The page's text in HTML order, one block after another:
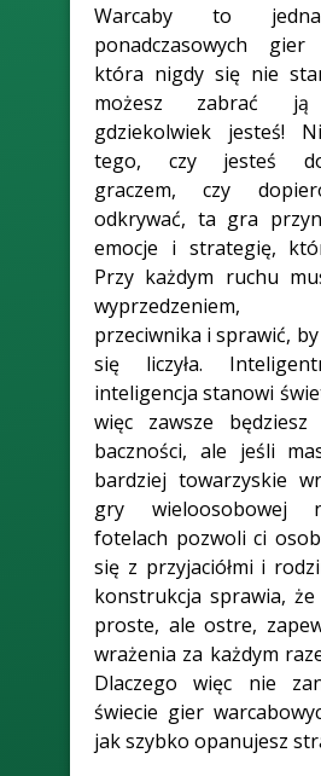
Warcaby to
ponadczasowych gier
która nigdy się nie
możesz zabrać
gdziekolwiek jesteś!
tego, czy jesteś
graczem, czy
odkrywać, ta gra
emocje i strategię,
Przy każdym ruchu
wyprzedzeniem,
przeciwnika i sprawić,
się liczyła.
inteligencja stanowi
więc zawsze
baczności, ale jeśli
bardziej towarzyskie
gry wieloosobowej
fotelach pozwoli ci
się z przyjaciółmi i
konstrukcja sprawia,
proste, ale ostre,
wrażenia za każdym
Dlaczego więc nie
świecie gier
jak szybko opanujesz